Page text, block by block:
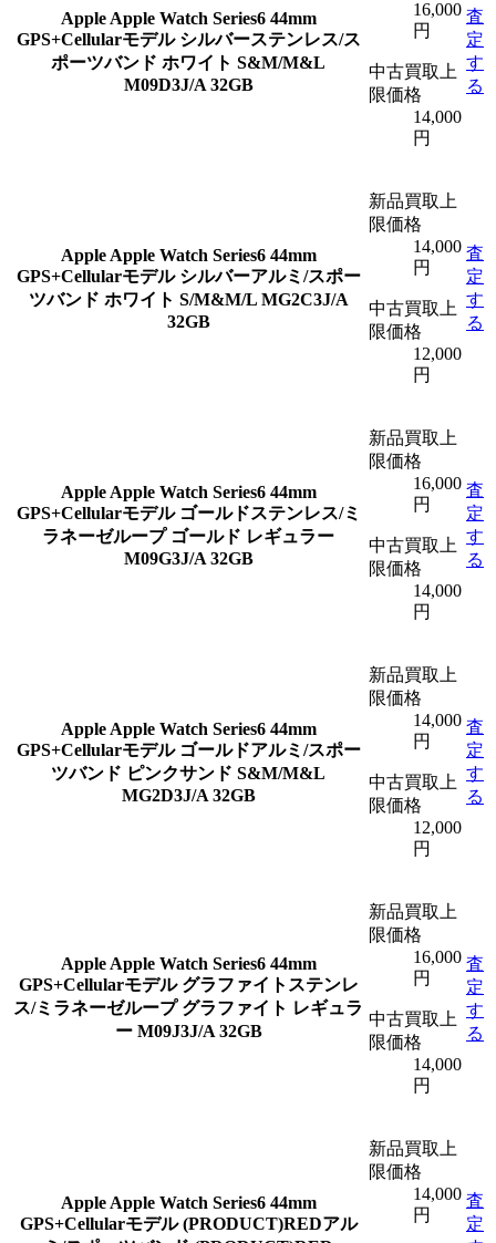
Apple Apple Watch Series6 44mm
GPS+Cellularモデル シルバーステンレス/ス
ポーツバンド ホワイト S&M/M&L
M09D3J/A 32GB
16,000
円
中古買取上
限価格
14,000
円
査
定
す
る
Apple Apple Watch Series6 44mm
GPS+Cellularモデル シルバーアルミ/スポー
ツバンド ホワイト S/M&M/L MG2C3J/A
32GB
新品買取上
限価格
14,000
円
中古買取上
限価格
12,000
円
査
定
す
る
Apple Apple Watch Series6 44mm
GPS+Cellularモデル ゴールドステンレス/ミ
ラネーゼループ ゴールド レギュラー
M09G3J/A 32GB
新品買取上
限価格
16,000
円
中古買取上
限価格
14,000
円
査
定
す
る
Apple Apple Watch Series6 44mm
GPS+Cellularモデル ゴールドアルミ/スポー
ツバンド ピンクサンド S&M/M&L
MG2D3J/A 32GB
新品買取上
限価格
14,000
円
中古買取上
限価格
12,000
円
査
定
す
る
Apple Apple Watch Series6 44mm
GPS+Cellularモデル グラファイトステンレ
ス/ミラネーゼループ グラファイト レギュラ
ー M09J3J/A 32GB
新品買取上
限価格
16,000
円
中古買取上
限価格
14,000
円
査
定
す
る
Apple Apple Watch Series6 44mm
GPS+Cellularモデル (PRODUCT)REDアル
新品買取上
限価格
14,000
円
査
定